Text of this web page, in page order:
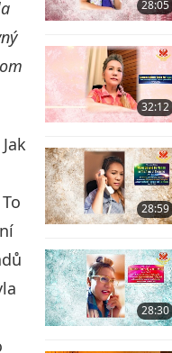
6
7
8
9
28:05
32:12
28:59
28:30